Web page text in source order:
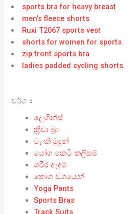
sports bra for heavy breast
men’s fleece shorts
Ruxi T2067 sports vest
shorts for women for sports
zip front sports bra
ladies padded cycling shorts
වර්ග：
ලෙගින්ස්
ක්‍රීඩා බ්‍රා
ටැංකි මුදුන්
යෝග කෙටි කලිසම්
ශරීර ඇඳුම්
තොග වශයෙන්
Yoga Pants
Sports Bras